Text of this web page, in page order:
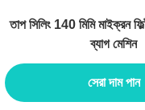
তাপ সিলিং 140 মিমি মাইক্রন
ব্যাগ মেশিন
সেরা দাম পান